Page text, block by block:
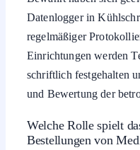
Datenlogger in
regelmäßiger
Einrichtungen werden
schriftlich festgehalten
und Bewertung der
Welche Rolle spielt
Bestellungen von